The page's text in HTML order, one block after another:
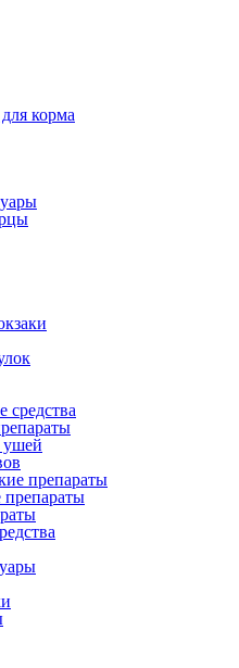
корма
средства
ушей
препараты
препараты